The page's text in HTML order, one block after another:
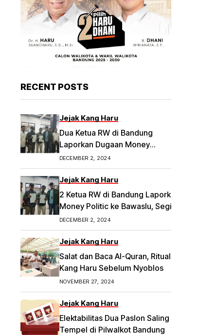
RECENT POSTS
Jejak Kang Haru
Dua Ketua RW di Bandung
Laporkan Dugaan Money
Politik
DECEMBER 2, 2024
Jejak Kang Haru
2 Ketua RW di Bandung Laporkan Dugaan
Money Politic ke Bawaslu, Segini
Nominalnya Artikel ini telah tayang di
Tribunpriangan.com dengan judul 2
Ketua RW di Bandung Laporkan Dugaan
Money Politic ke Bawaslu, Segini
Nominalnya,
30/2-ketua-rw-di-bandung-laporkan-
dugaan-money-politic-ke-bawaslu-
DECEMBER 2, 2024
Jejak Kang Haru
Salat dan Baca Al-Quran, Ritual
Kang Haru Sebelum Nyoblos
NOVEMBER 27, 2024
Jejak Kang Haru
Elektabilitas Dua Paslon Saling
Tempel di Pilwalkot Bandung